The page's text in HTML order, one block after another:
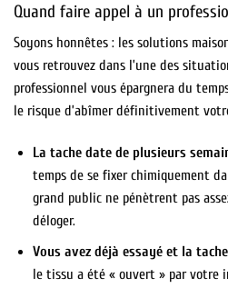
Quand faire appel à un
Soyons honnêtes : les solutions
vous retrouvez dans l’une des
professionnel vous épargnera du
le risque d’abîmer définitivement
La tache date de plusieurs
temps de se fixer chimiquement
grand public ne pénètrent pas
déloger.
Vous avez déjà essayé et la
le tissu a été « ouvert » par